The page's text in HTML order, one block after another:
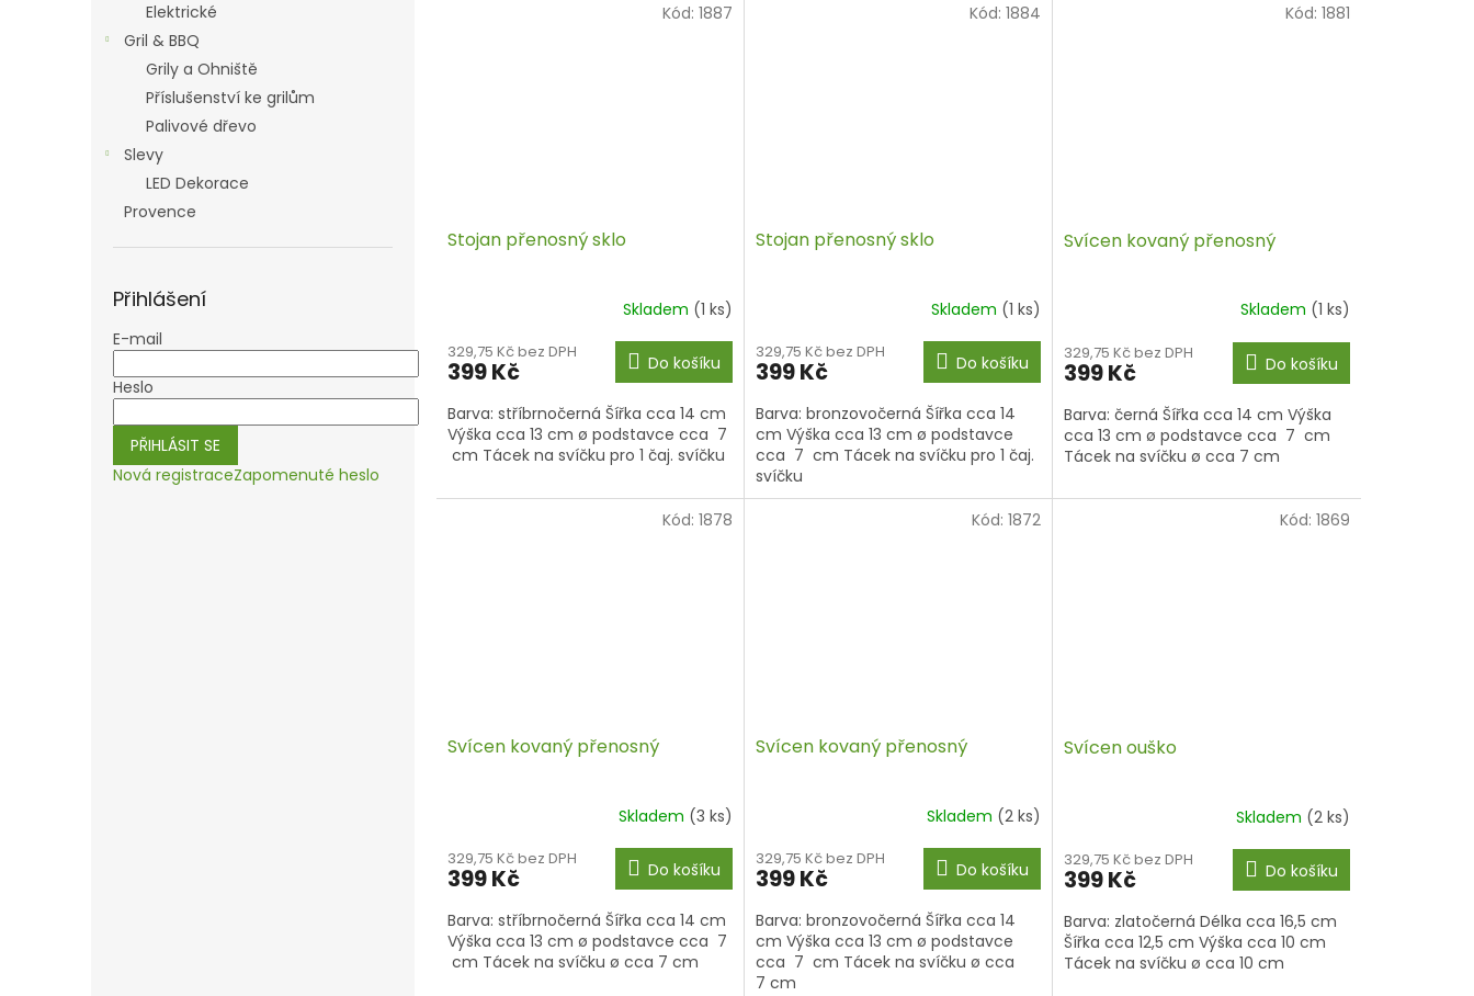
Elektrické
Gril & BBQ
Grily a Ohniště
Příslušenství ke grilům
Palivové dřevo
Slevy
LED Dekorace
Provence
Přihlášení
E-mail
Heslo
PŘIHLÁSIT SE
Nová registraceZapomenuté heslo
Stojan přenosný sklo
Skladem (1 ks)
329,75 Kč bez DPH
399 Kč Do košíku
Barva: stříbrnočerná Šířka cca 14 cm
Výška cca 13 cm ø podstavce cca 7
cm Tácek na svíčku pro 1 čaj. svíčku
Kód: 1887
Stojan přenosný sklo
Skladem (1 ks)
329,75 Kč bez DPH
399 Kč Do košíku
Barva: bronzovočerná Šířka cca 14
cm Výška cca 13 cm ø podstavce
cca 7 cm Tácek na svíčku pro 1 čaj.
svíčku
Kód: 1884
Svícen kovaný přenosný
Skladem (1 ks)
329,75 Kč bez DPH
399 Kč Do košíku
Barva: černá Šířka cca 14 cm Výška
cca 13 cm ø podstavce cca 7 cm
Tácek na svíčku ø cca 7 cm
Kód: 1881
Svícen kovaný přenosný
Skladem (3 ks)
329,75 Kč bez DPH
399 Kč Do košíku
Barva: stříbrnočerná Šířka cca 14 cm
Výška cca 13 cm ø podstavce cca 7
cm Tácek na svíčku ø cca 7 cm
Kód: 1878
Svícen kovaný přenosný
Skladem (2 ks)
329,75 Kč bez DPH
399 Kč Do košíku
Barva: bronzovočerná Šířka cca 14
cm Výška cca 13 cm ø podstavce
cca 7 cm Tácek na svíčku ø cca
7 cm
Kód: 1872
Svícen ouško
Skladem (2 ks)
329,75 Kč bez DPH
399 Kč Do košíku
Barva: zlatočerná Délka cca 16,5 cm
Šířka cca 12,5 cm Výška cca 10 cm
Tácek na svíčku ø cca 10 cm
Kód: 1869